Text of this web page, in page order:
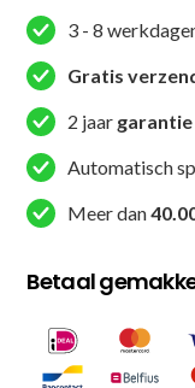
MMA
broekje
-
Power
Ink
-
aantal
3 - 8
Gratis
2 jaar garantie
Automatisch
Meer dan
Betaal